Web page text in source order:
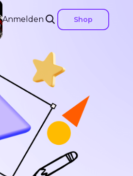
Anmelden Shop